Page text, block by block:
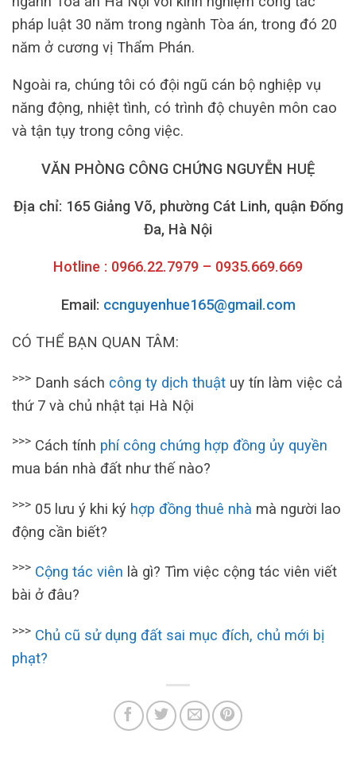
pháp luật 30 năm trong ngành Tòa án, trong đó 20
năm ở cương vị Thẩm Phán.
Ngoài ra, chúng tôi có đội ngũ cán bộ nghiệp vụ
năng động, nhiệt tình, có trình độ chuyên môn cao
và tận tụy trong công việc.
VĂN PHÒNG CÔNG CHỨNG NGUYỄN HUỆ
Địa chỉ: 165 Giảng Võ, phường Cát Linh, quận Đống
Đa, Hà Nội
Hotline : 0966.22.7979 – 0935.669.669
Email: ccnguyenhue165@gmail.com
CÓ THỂ BẠN QUAN TÂM:
>>> Danh sách công ty dịch thuật uy tín làm việc cả
thứ 7 và chủ nhật tại Hà Nội
>>> Cách tính phí công chứng hợp đồng ủy quyền
mua bán nhà đất như thế nào?
>>> 05 lưu ý khi ký hợp đồng thuê nhà mà người lao
động cần biết?
>>> Cộng tác viên là gì? Tìm việc cộng tác viên viết
bài ở đâu?
>>> Chủ cũ sử dụng đất sai mục đích, chủ mới bị
phạt?